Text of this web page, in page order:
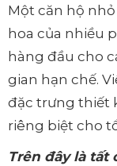
Một căn hộ
hoa của nhiều
hàng đầu cho
gian hạn chế.
đặc trưng thiết
riêng biệt cho
Trên đây là tất